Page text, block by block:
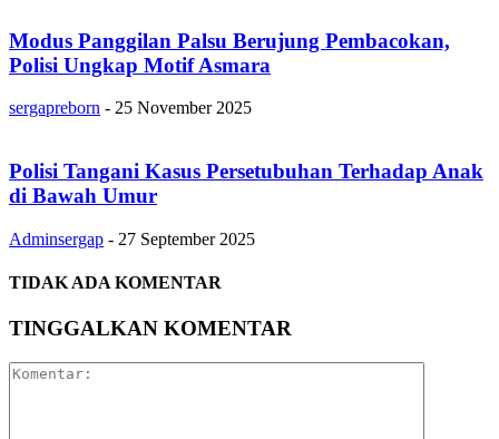
Modus Panggilan Palsu Berujung Pembacokan,
Polisi Ungkap Motif Asmara
sergapreborn - 25 November 2025
Polisi Tangani Kasus Persetubuhan Terhadap Anak
di Bawah Umur
Adminsergap - 27 September 2025
TIDAK ADA KOMENTAR
TINGGALKAN KOMENTAR